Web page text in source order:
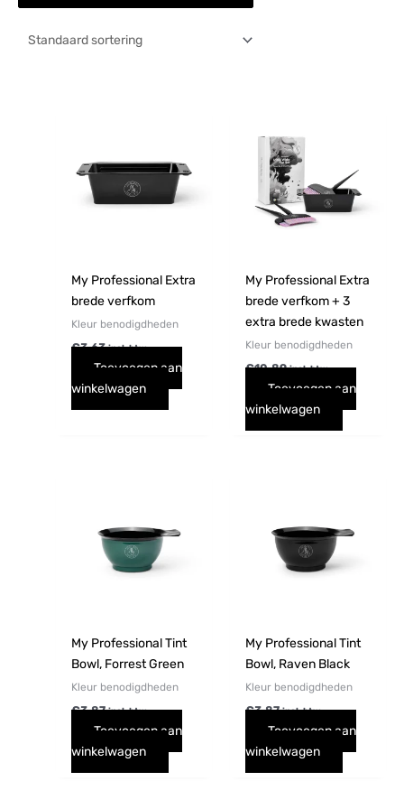
My Professional Extra
brede verfkom
Kleur benodigdheden
€3,63 incl. btw
Toevoegen aan
winkelwagen
My Professional Extra
brede verfkom + 3
extra brede kwasten
Kleur benodigdheden
€10,89 incl. btw
Toevoegen aan
winkelwagen
My Professional Tint
Bowl, Forrest Green
Kleur benodigdheden
€3,87 incl. btw
Toevoegen aan
winkelwagen
My Professional Tint
Bowl, Raven Black
Kleur benodigdheden
€3,87 incl. btw
Toevoegen aan
winkelwagen